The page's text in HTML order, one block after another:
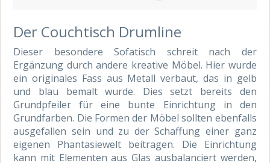
Der Couchtisch Drumline
Dieser besondere Sofatisch schreit nach der
Ergänzung durch andere kreative Möbel. Hier wurde
ein originales Fass aus Metall verbaut, das in gelb
und blau bemalt wurde. Dies setzt bereits den
Grundpfeiler für eine bunte Einrichtung in den
Grundfarben. Die Formen der Möbel sollten ebenfalls
ausgefallen sein und zu der Schaffung einer ganz
eigenen Phantasiewelt beitragen. Die Einrichtung
kann mit Elementen aus Glas ausbalanciert werden,